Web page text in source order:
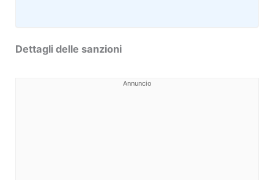
Dettagli delle sanzioni
Annuncio